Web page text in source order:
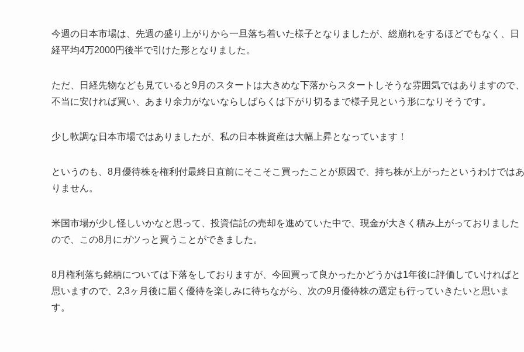
今週の日本市場は、先週の盛り上がりから一旦落ち着いた様子となりましたが、総崩れをするほどでもなく、日
経平均4万2000円後半で引けた形となりました。
ただ、日経先物なども見ていると9月のスタートは大きめな下落からスタートしそうな雰囲気ではありますので、
不当に安ければ買い、あまり余力がないならしばらくは下がり切るまで様子見という形になりそうです。
少し軟調な日本市場ではありましたが、私の日本株資産は大幅上昇となっています！
というのも、8月優待株を権利付最終日直前にそこそこ買ったことが原因で、持ち株が上がったというわけではあ
りません。
米国市場が少し怪しいかなと思って、投資信託の売却を進めていた中で、現金が大きく積み上がっておりました
ので、この8月にガツっと買うことができました。
8月権利落ち銘柄については下落をしておりますが、今回買って良かったかどうかは1年後に評価していければと
思いますので、2,3ヶ月後に届く優待を楽しみに待ちながら、次の9月優待株の選定も行っていきたいと思いま
す。